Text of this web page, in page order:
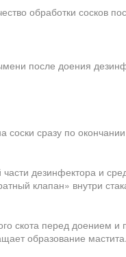
обработки сосков
после доения
сразу по
дезинфектора и
клапан» внутри
скота перед
образование мастита.